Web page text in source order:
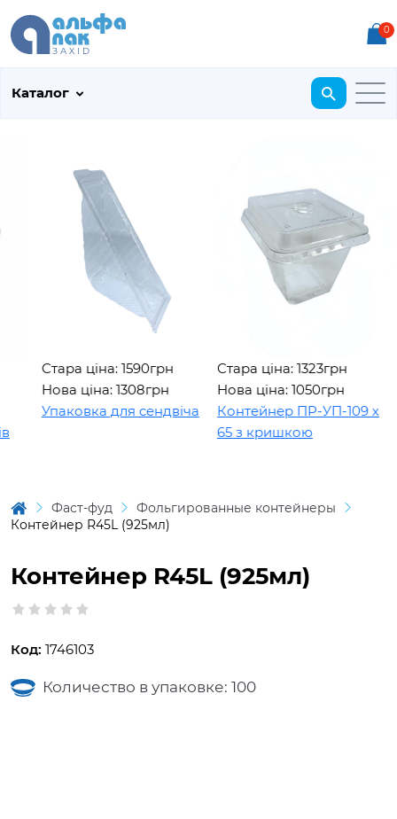
0
Каталог
Стара ціна: 1590грн
Нова ціна: 1308грн
Упаковка для сендвіча
Стара ціна: 1323грн
Нова ціна: 1050грн
Контейнер ПР-УП-109 х
65 з кришкою
Фаст-фуд
Фольгированные контейнеры
Контейнер R45L (925мл)
Контейнер R45L (925мл)
Код: 1746103
Количество в упаковке: 100